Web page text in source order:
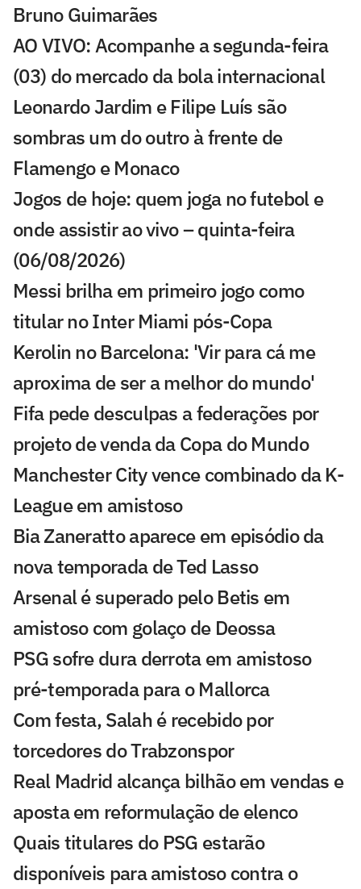
Bruno Guimarães
AO VIVO: Acompanhe a segunda-feira
(03) do mercado da bola internacional
Leonardo Jardim e Filipe Luís são
sombras um do outro à frente de
Flamengo e Monaco
Jogos de hoje: quem joga no futebol e
onde assistir ao vivo – quinta-feira
(06/08/2026)
Messi brilha em primeiro jogo como
titular no Inter Miami pós-Copa
Kerolin no Barcelona: 'Vir para cá me
aproxima de ser a melhor do mundo'
Fifa pede desculpas a federações por
projeto de venda da Copa do Mundo
Manchester City vence combinado da K-
League em amistoso
Bia Zaneratto aparece em episódio da
nova temporada de Ted Lasso
Arsenal é superado pelo Betis em
amistoso com golaço de Deossa
PSG sofre dura derrota em amistoso
pré-temporada para o Mallorca
Com festa, Salah é recebido por
torcedores do Trabzonspor
Real Madrid alcança bilhão em vendas e
aposta em reformulação de elenco
Quais titulares do PSG estarão
disponíveis para amistoso contra o